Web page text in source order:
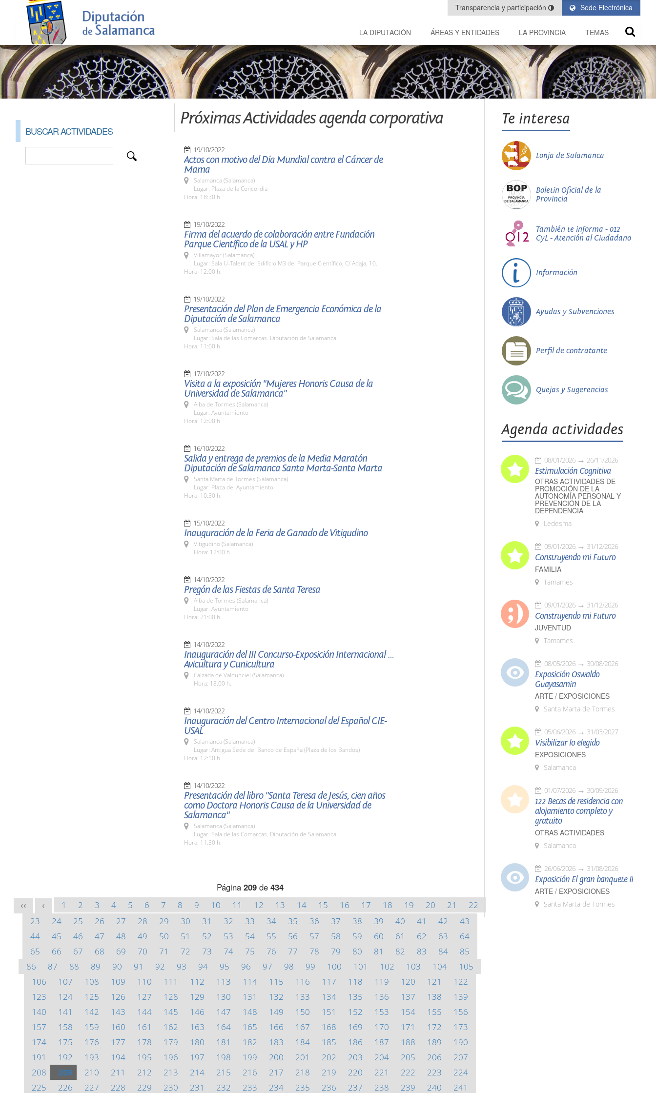
Sede Electrónica
Transparencia y participación
LA DIPUTACIÓN ÁREAS Y ENTIDADES LA PROVINCIA TEMAS
BUSCAR ACTIVIDADES
Próximas Actividades agenda corporativa
19/10/2022
Actos con motivo del Día Mundial contra el Cáncer de
Mama
Salamanca (Salamanca)
Lugar: Plaza de la Concordia
Hora: 18:30 h.
19/10/2022
Firma del acuerdo de colaboración entre Fundación
Parque Científico de la USAL y HP
Villamayor (Salamanca)
Lugar: Sala U-Talent del Edificio M3 del Parque Científico, C/ Adaja, 10.
Hora: 12:00 h.
19/10/2022
Presentación del Plan de Emergencia Económica de la
Diputación de Salamanca
Salamanca (Salamanca)
Lugar: Sala de las Comarcas. Diputación de Salamanca
Hora: 11:00 h.
17/10/2022
Visita a la exposición "Mujeres Honoris Causa de la
Universidad de Salamanca"
Alba de Tormes (Salamanca)
Lugar: Ayuntamiento
Hora: 12:00 h.
16/10/2022
Salida y entrega de premios de la Media Maratón
Diputación de Salamanca Santa Marta-Santa Marta
Santa Marta de Tormes (Salamanca)
Lugar: Plaza del Ayuntamiento
Hora: 10:30 h.
15/10/2022
Inauguración de la Feria de Ganado de Vitigudino
Vitigudino (Salamanca)
Hora: 12:00 h.
14/10/2022
Pregón de las Fiestas de Santa Teresa
Alba de Tormes (Salamanca)
Lugar: Ayuntamiento
Hora: 21:00 h.
14/10/2022
Inauguración del III Concurso-Exposición Internacional de
Avicultura y Cunicultura
Calzada de Valdunciel (Salamanca)
Hora: 18:00 h.
14/10/2022
Inauguración del Centro Internacional del Español CIE-
USAL
Salamanca (Salamanca)
Lugar: Antigua Sede del Banco de España (Plaza de los Bandos)
Hora: 12:10 h.
14/10/2022
Presentación del libro "Santa Teresa de Jesús, cien años
como Doctora Honoris Causa de la Universidad de
Salamanca"
Salamanca (Salamanca)
Lugar: Sala de las Comarcas. Diputación de Salamanca
Hora: 11:30 h.
Página 209de 434
<< < 1 2 3 4 5 6 7 8 9 10 11 12 13 14 15 16 17 18 19 20 21
22
23
24 25 26 27 28 29 30 31 32 33 34 35 36 37 38 39 40 41 42
43
44
45 46 47 48 49 50 51 52 53 54 55 56 57 58 59 60 61 62 63
64
65
66 67 68 69 70 71 72 73 74 75 76 77 78 79 80 81 82 83 84
85
86
87 88 89 90 91 92 93 94 95 96 97 98 99 100 101 102 103 104
105
106
107 108 109 110 111 112 113 114 115 116 117 118 119 120 121
122
123
124 125 126 127 128 129 130 131 132 133 134 135 136 137 138
139
140
141 142 143 144 145 146 147 148 149 150 151 152 153 154 155
156
157
158 159 160 161 162 163 164 165 166 167 168 169 170 171 172
173
174
175 176 177 178 179 180 181 182 183 184 185 186 187 188 189
190
191
192 193 194 195 196 197 198 199 200 201 202 203 204 205 206
207
208
209 210 211 212 213 214 215 216 217 218 219 220 221 222 223
224
225
226 227 228 229 230 231 232 233 234 235 236 237 238 239 240 241
Te interesa
Lonja de Salamanca
Boletín Oficial de la
Provincia
También te informa - 012
CyL - Atención al Ciudadano
Información
Ayudas y Subvenciones
Perfil de contratante
Quejas y Sugerencias
Agenda actividades
08/01/2026 26/11/2026
Estimulación Cognitiva
OTRAS ACTIVIDADES DE
PROMOCIÓN DE LA
AUTONOMÍA PERSONAL Y
PREVENCIÓN DE LA
DEPENDENCIA
Ledesma
09/01/2026 31/12/2026
Construyendo mi Futuro
FAMILIA
Tamames
09/01/2026 31/12/2026
Construyendo mi Futuro
JUVENTUD
Tamames
08/05/2026 30/08/2026
Exposición Oswaldo
Guayasamín
ARTE / EXPOSICIONES
Santa Marta de Tormes
05/06/2026 31/03/2027
Visibilizar lo elegido
EXPOSICIONES
Salamanca
01/07/2026 30/09/2026
122 Becas de residencia con
alojamiento completo y
gratuito
OTRAS ACTIVIDADES
Salamanca
26/06/2026 31/08/2026
Exposición El gran banquete II
ARTE / EXPOSICIONES
Santa Marta de Tormes